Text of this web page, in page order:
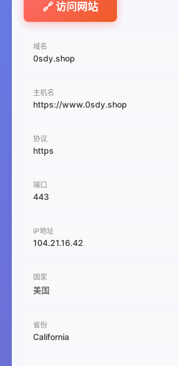
🔗 访问网站
域名
0sdy.shop
主机名
https://www.0sdy.shop
协议
https
端口
443
IP地址
104.21.16.42
国家
美国
省份
California